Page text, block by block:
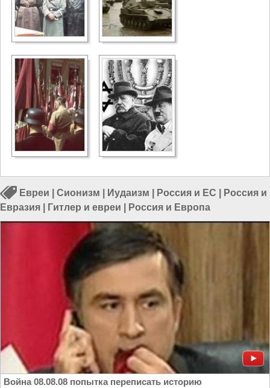
Евреи Сионизм Иудаизм Россия и ЕС
Россия и
Евразия
Гитлер и евреи Россия и Европа
Война 08.08.08 попытка переписать историю